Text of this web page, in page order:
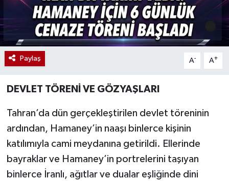
Paylaş A- A+
DEVLET TÖRENİ VE GÖZYAŞLARI
Tahran’da dün gerçekleştirilen devlet töreninin
ardından, Hamaney’in naaşı binlerce kişinin
katılımıyla cami meydanına getirildi. Ellerinde
bayraklar ve Hamaney’in portrelerini taşıyan
binlerce İranlı, ağıtlar ve dualar eşliğinde dini